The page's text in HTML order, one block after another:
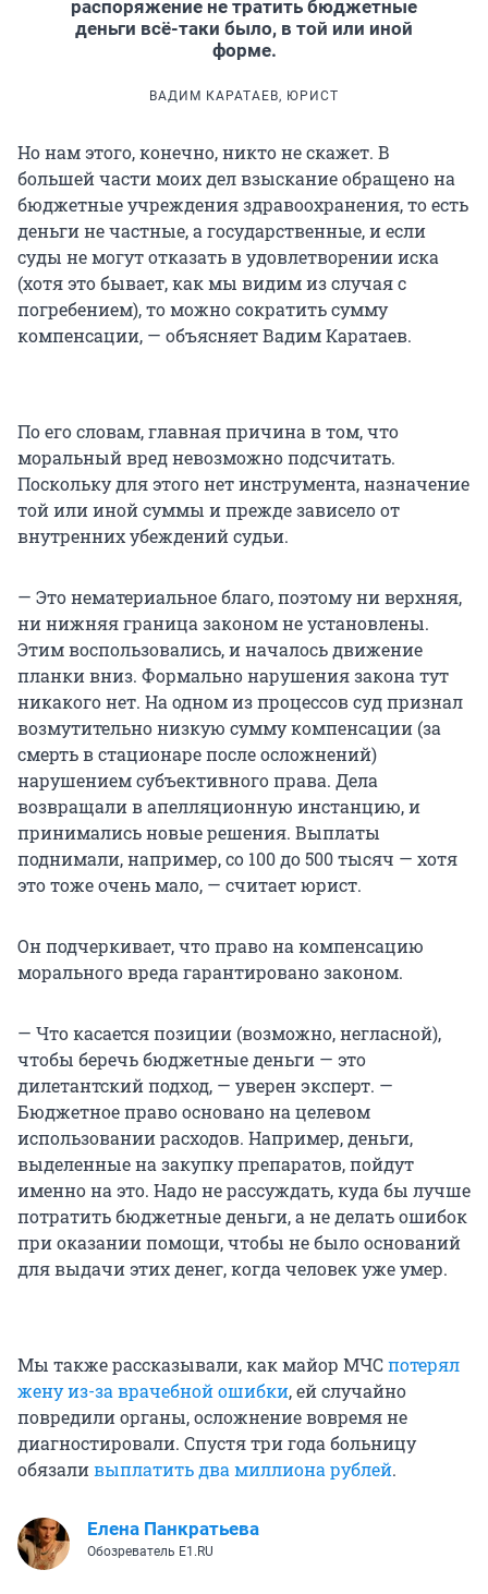
распоряжение не тратить бюджетные
деньги всё-таки было, в той или иной
форме.
ВАДИМ КАРАТАЕВ, ЮРИСТ
Но нам этого, конечно, никто не скажет. В
большей части моих дел взыскание обращено на
бюджетные учреждения здравоохранения, то есть
деньги не частные, а государственные, и если
суды не могут отказать в удовлетворении иска
(хотя это бывает, как мы видим из случая с
погребением), то можно сократить сумму
компенсации, — объясняет Вадим Каратаев.
По его словам, главная причина в том, что
моральный вред невозможно подсчитать.
Поскольку для этого нет инструмента, назначение
той или иной суммы и прежде зависело от
внутренних убеждений судьи.
— Это нематериальное благо, поэтому ни верхняя,
ни нижняя граница законом не установлены.
Этим воспользовались, и началось движение
планки вниз. Формально нарушения закона тут
никакого нет. На одном из процессов суд признал
возмутительно низкую сумму компенсации (за
смерть в стационаре после осложнений)
нарушением субъективного права. Дела
возвращали в апелляционную инстанцию, и
принимались новые решения. Выплаты
поднимали, например, со 100 до 500 тысяч — хотя
это тоже очень мало, — считает юрист.
Он подчеркивает, что право на компенсацию
морального вреда гарантировано законом.
— Что касается позиции (возможно, негласной),
чтобы беречь бюджетные деньги — это
дилетантский подход, — уверен эксперт. —
Бюджетное право основано на целевом
использовании расходов. Например, деньги,
выделенные на закупку препаратов, пойдут
именно на это. Надо не рассуждать, куда бы лучше
потратить бюджетные деньги, а не делать ошибок
при оказании помощи, чтобы не было оснований
для выдачи этих денег, когда человек уже умер.
Мы также рассказывали, как майор МЧСпотерял
жену из-за врачебной ошибки, ей случайно
повредили органы, осложнение вовремя не
диагностировали. Спустя три года больницу
обязаливыплатить два миллиона рублей.
Елена Панкратьева
Обозреватель E1.RU